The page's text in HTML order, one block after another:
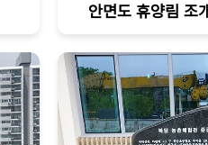
안면도 휴양림 조